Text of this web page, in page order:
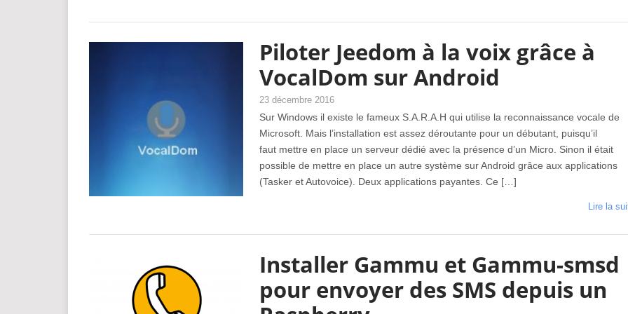
Piloter Jeedom à la voix grâce à
VocalDom sur Android
23 décembre 2016
Sur Windows il existe le fameux S.A.R.A.H qui utilise la reconnaissance vocale de
Microsoft. Mais l’installation est assez déroutante pour un débutant, puisqu’il
faut mettre en place un serveur dédié avec la présence d’un Micro. Sinon il était
possible de mettre en place un autre système sur Android grâce aux applications
(Tasker et Autovoice). Deux applications payantes. Ce […]
Lire la
Installer Gammu et Gammu-smsd
pour envoyer des SMS depuis un